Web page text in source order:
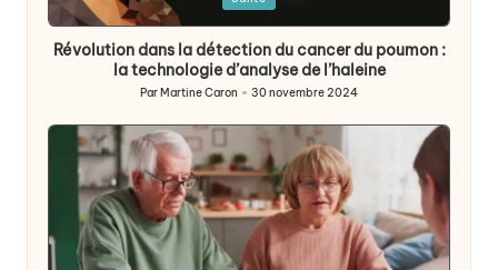
in
Révolution dans la détection du cancer du poumon :
la technologie d’analyse de l’haleine
Publié
par
ParMartine Caron 30 novembre 2024